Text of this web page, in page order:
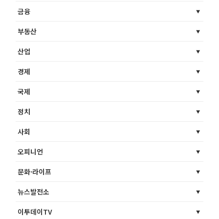
금융
부동산
산업
경제
국제
정치
사회
오피니언
문화·라이프
뉴스발전소
이투데이TV